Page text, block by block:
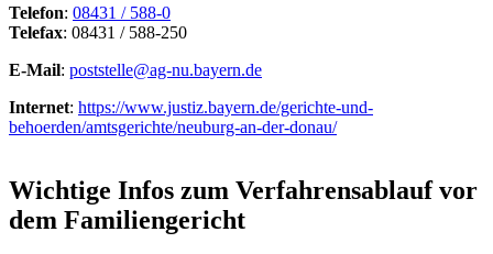
Telefon: 08431 / 588-0
Telefax: 08431 / 588-250
E-Mail: poststelle@ag-nu.bayern.de
Internet: https://www.justiz.bayern.de/gerichte-und-
behoerden/amtsgerichte/neuburg-an-der-donau/
Wichtige Infos zum Verfahrensablauf vor
dem Familiengericht